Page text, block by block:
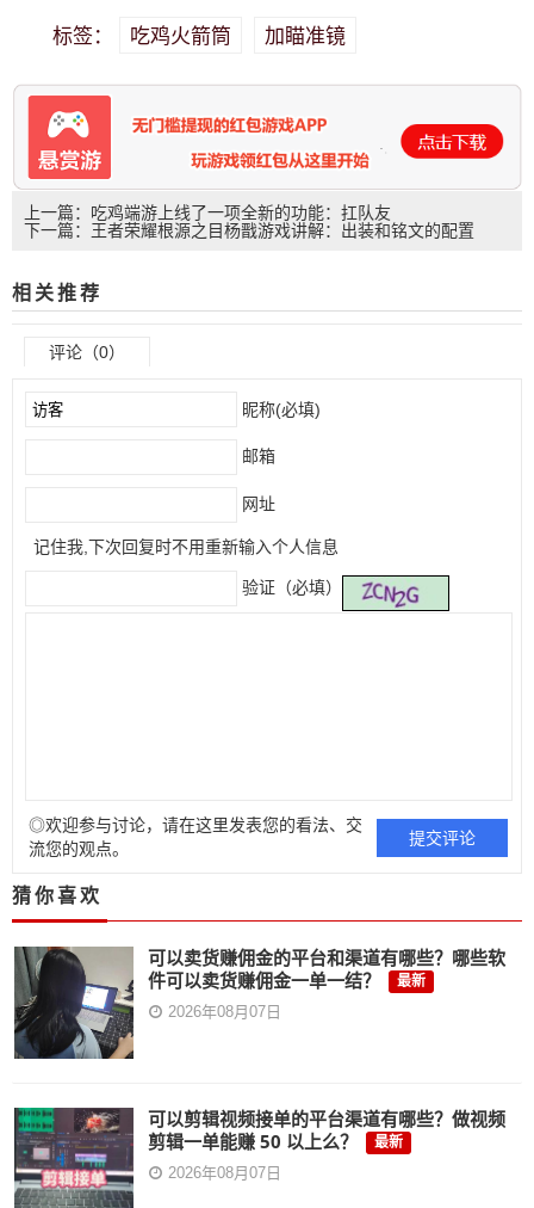
标签： 吃鸡火箭筒 加瞄准镜
上一篇：吃鸡端游上线了一项全新的功能：扛队友
下一篇：王者荣耀根源之目杨戬游戏讲解：出装和铭文的配置
相关推荐
评论（0）
昵称(必填)
邮箱
网址
记住我,下次回复时不用重新输入个人信息
验证（必填）
◎欢迎参与讨论，请在这里发表您的看法、交
流您的观点。
猜你喜欢
可以卖货赚佣金的平台和渠道有哪些？哪些软
件可以卖货赚佣金一单一结？
最新
2026年08月07日
可以剪辑视频接单的平台渠道有哪些？做视频
剪辑一单能赚 50 以上么？
最新
2026年08月07日